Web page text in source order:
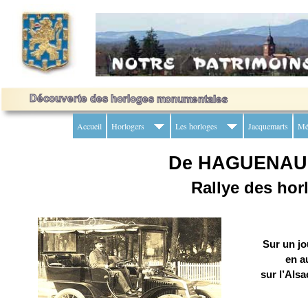
Accueil Horlogers Les horloges Jacquemarts
De
Rallye des
Sur un
en
sur